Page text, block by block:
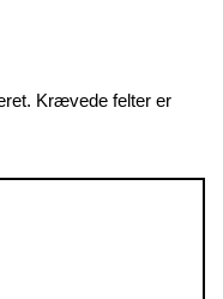
Krævede felter er